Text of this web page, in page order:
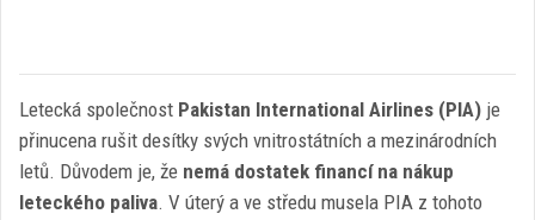
Letecká společnost Pakistan International Airlines (PIA) je
přinucena rušit desítky svých vnitrostátních a mezinárodních
letů. Důvodem je, že nemá dostatek financí na nákup
leteckého paliva. V úterý a ve středu musela PIA z tohoto